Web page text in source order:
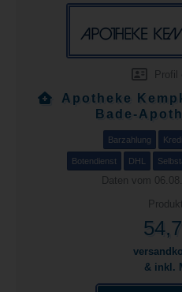
Profil
Apotheke
Bade-
Barzahlung
Botendienst DHL
Daten vom
& inkl.